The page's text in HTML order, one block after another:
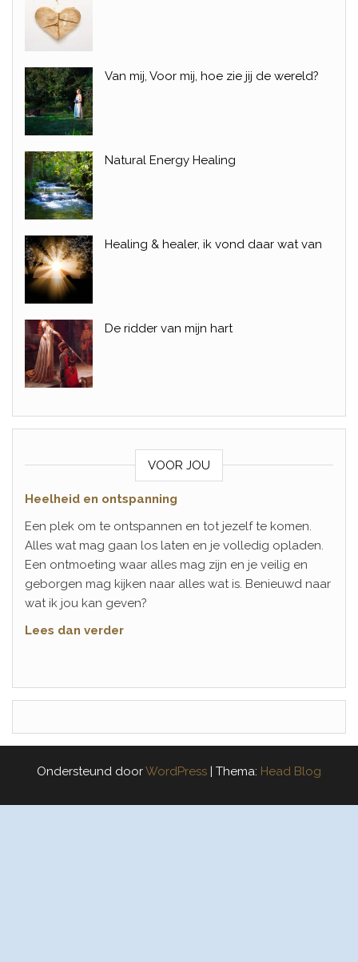
Van mij, Voor mij, hoe zie jij de wereld?
Natural Energy Healing
Healing & healer, ik vond daar wat van
De ridder van mijn hart
VOOR JOU
Heelheid en ontspanning
Een plek om te ontspannen en tot jezelf te komen.
Alles wat mag gaan los laten en je volledig opladen.
Een ontmoeting waar alles mag zijn en je veilig en
geborgen mag kijken naar alles wat is. Benieuwd naar
wat ik jou kan geven?
Lees dan verder
Ondersteund doorWordPress | Thema: Head Blog